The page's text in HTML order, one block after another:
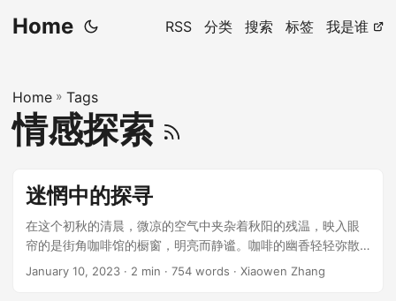
Home RSS 分类 搜索 标签 我是谁
Home » Tags
情感探索
迷惘中的探寻
在这个初秋的清晨，微凉的空气中夹杂着秋阳的残温，映入眼
帘的是街角咖啡馆的橱窗，明亮而静谧。咖啡的幽香轻轻弥散
在空气中，仿佛邀约每一个匆忙路过的人驻足片刻。Alice，正
January 10, 2023 · 2 min · 754 words · Xiaowen Zhang